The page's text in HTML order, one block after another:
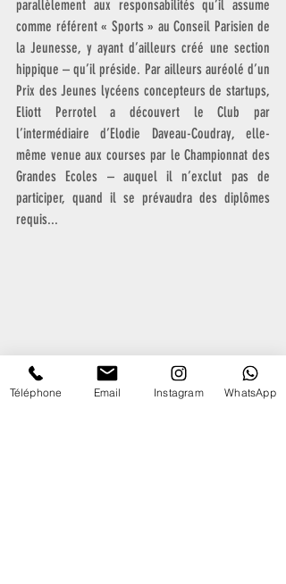
parallèlement aux responsabilités qu’il assume
comme référent « Sports » au Conseil Parisien de
la Jeunesse, y ayant d’ailleurs créé une section
hippique – qu’il préside. Par ailleurs auréolé d’un
Prix des Jeunes lycéens concepteurs de startups,
Eliott Perrotel a découvert le Club par
l’intermédiaire d’Elodie Daveau-Coudray, elle-
même venue aux courses par le Championnat des
Grandes Ecoles – auquel il n’exclut pas de
participer, quand il se prévaudra des diplômes
requis...
Téléphone Email Instagram WhatsApp